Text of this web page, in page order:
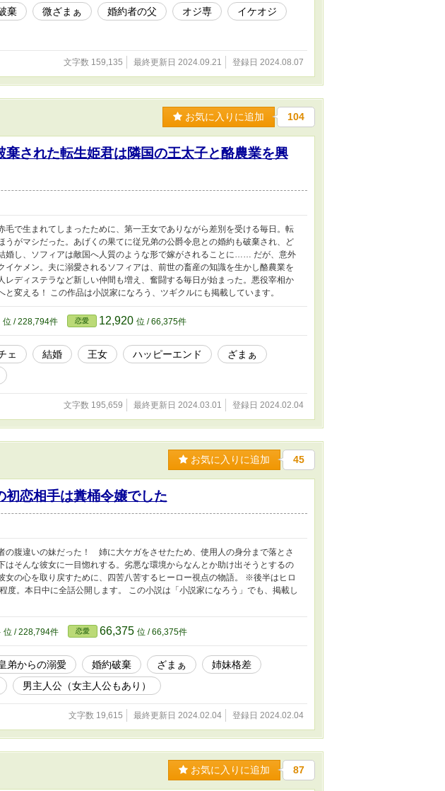
棄 微ざまぁ 婚約者の父 オジ専
イケオジ
文字数 159,135 最終更新日 2024.09.21 登録日 2024.08.07
お気に入りに追加 104
棄された転生姫君は隣国の王太子と酪農業を興
毛で生まれてしまったために、第一王女でありながら差別を受ける毎日。転
がマシだった。あげくの果てに従兄弟の公爵令息との婚約も破棄され、ど
婚し、ソフィアは敵国へ人質のような形で嫁がされることに…… だが、意外
イケメン。夫に溺愛されるソフィアは、前世の畜産の知識を生かし酪農業を
ディステラなど新しい仲間も増え、奮闘する毎日が始まった。悪役宰相か
変える！ この作品は小説家になろう、ツギクルにも掲載しています。
位 / 228,794件 恋愛 12,920 位 / 66,375件
ェ 結婚 王女 ハッピーエンド
ざまぁ
文字数 195,659 最終更新日 2024.03.01 登録日 2024.02.04
お気に入りに追加 45
恋相手は糞桶令嬢でした
の腹違いの妹だった！ 姉に大ケガをさせたため、使用人の身分まで落とさ
そんな彼女に一目惚れする。劣悪な環境からなんとか助け出そうとするの
女の心を取り戻すために、四苦八苦するヒーロー視点の物語。 ※後半はヒロ
度。本日中に全話公開します。 この小説は「小説家になろう」でも、掲載し
位 / 228,794件 恋愛 66,375 位 / 66,375件
弟からの溺愛 婚約破棄 ざまぁ
姉妹格差
男主人公（女主人公もあり）
文字数 19,615 最終更新日 2024.02.04 登録日 2024.02.04
お気に入りに追加 87